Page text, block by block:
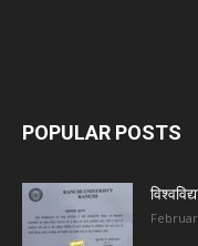
POPULAR POSTS